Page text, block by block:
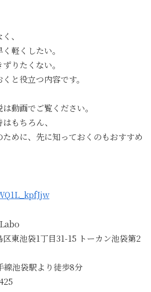
、
軽くしたい。
りたくない。
と役立つ内容です。
動画でご覧ください。
もちろん、
めに、先に知っておくのもおすすめ
区東池袋1丁目31-15 トーカン池袋第2
線池袋駅より徒歩8分